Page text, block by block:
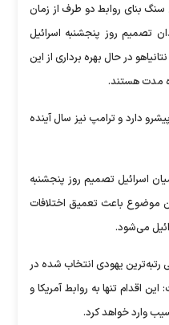
سنگ بنای روابط دو طرف از زمان
تصمیم روز پنجشنبه اسرائیل
در حال بهره برداری از این
مدت هستند.
پیشرو دارد و ترامپ نیز سال آینده
اسرائیل تصمیم روز پنجشنبه
موضوع باعث تعمیق اختلافات
می‌شود.
رتبه‌ترین یهودی انتخاب شده در
اقدام تنها به روابط آمریکا و
وارد خواهد کرد.